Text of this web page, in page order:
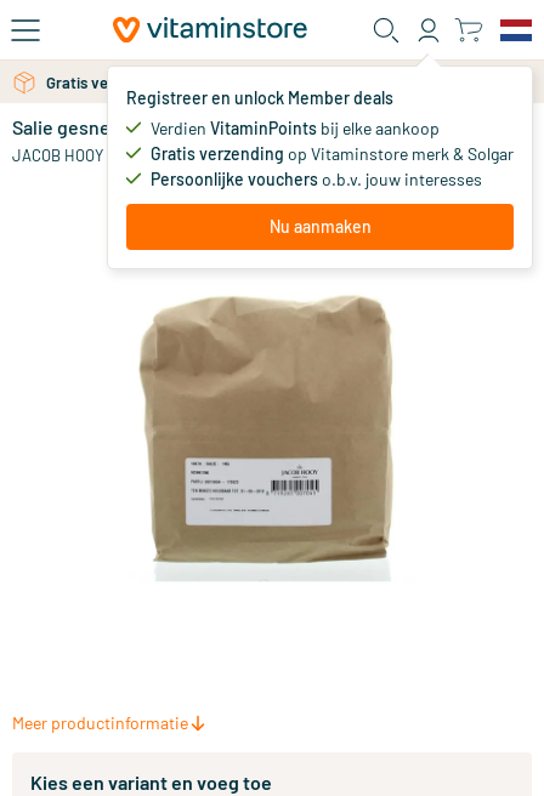
Ga naar de hoofdinhoud
Registreer en unlock Member deals
Verdien VitaminPoints bij elke aankoop
Gratis verzending op Vitaminstore merk & Solgar
Persoonlijke voucherso.b.v. jouw interesses
Nu aanmaken
Gratis verzending vanaf 25 euro
Gratis persoonlijk advies via chat of email
Salie gesneden
JACOB HOOY 11.
Meer productinformatie
Kies een variant en voeg toe